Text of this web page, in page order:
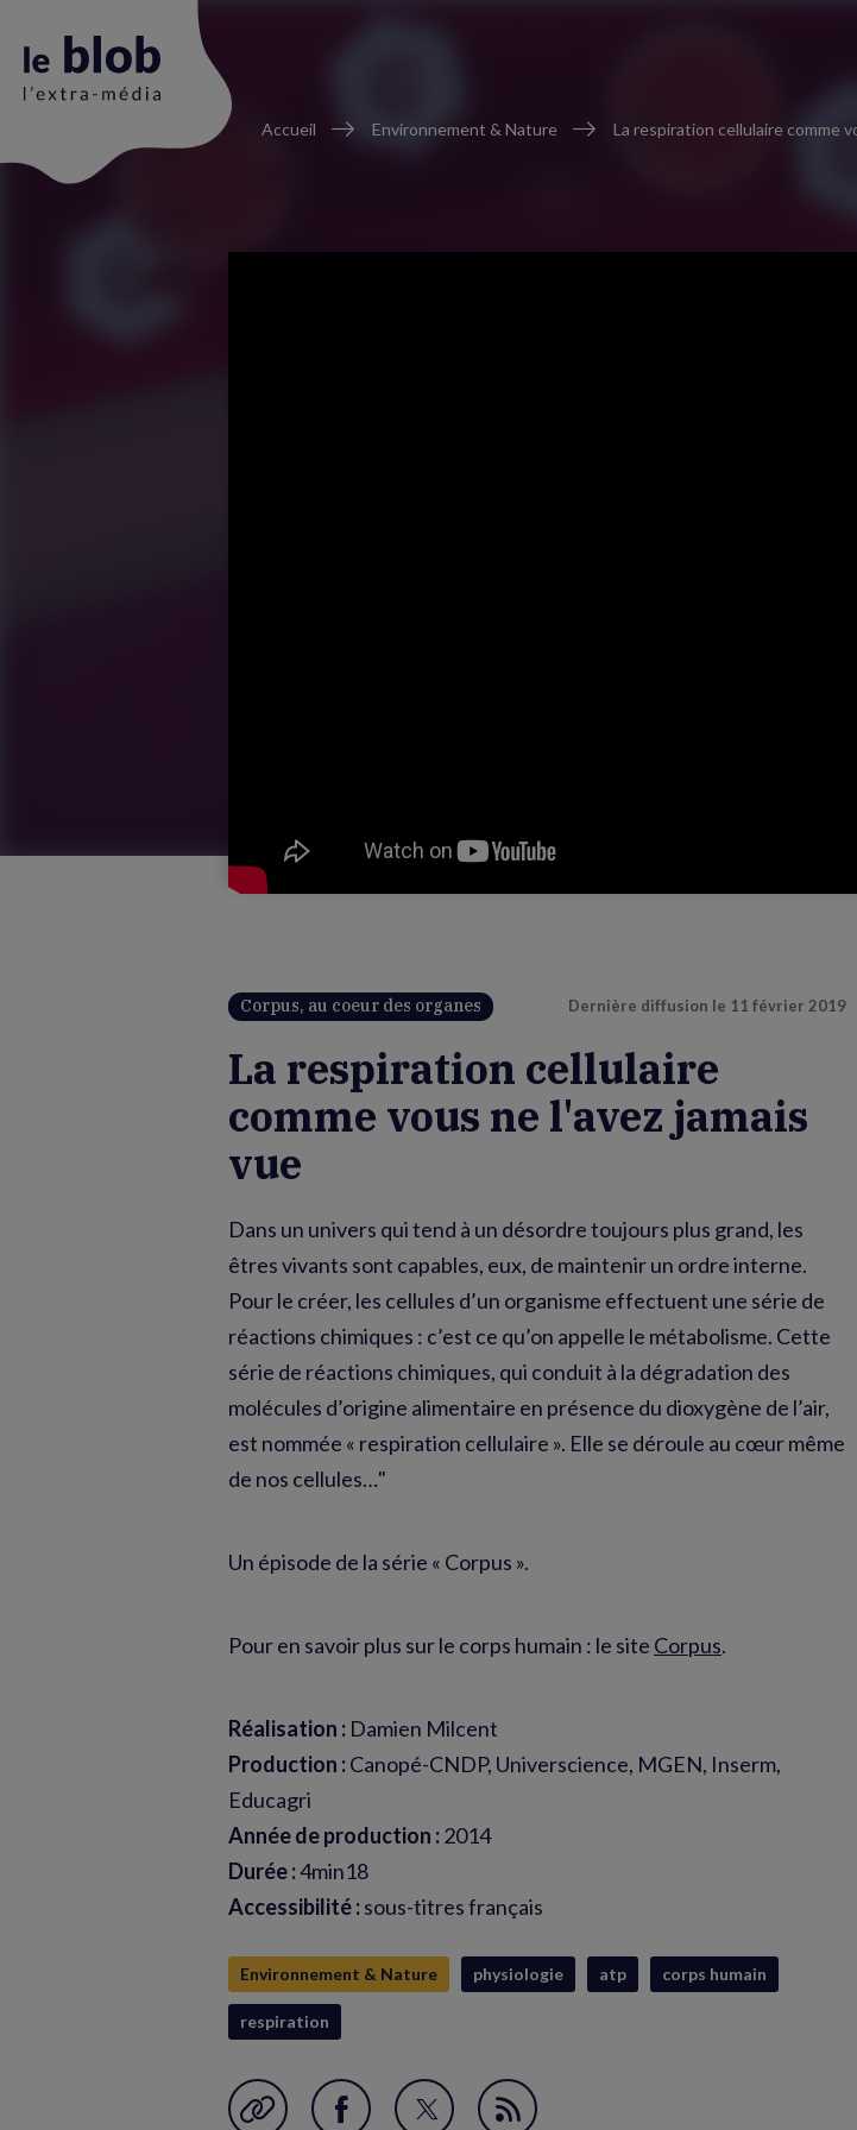
Fil
Accueil Environnement & Nature
Corpus, au coeur des organes Dernière diffusion le 11 février 2019
La respiration cellulaire
comme vous ne l'avez jamais
vue
Dans un univers qui tend à un désordre toujours plus grand, les
êtres vivants sont capables, eux, de maintenir un ordre interne.
Pour le créer, les cellules d’un organisme effectuent une série de
réactions chimiques : c’est ce qu’on appelle le métabolisme. Cette
série de réactions chimiques, qui conduit à la dégradation des
molécules d’origine alimentaire en présence du dioxygène de l’air,
est nommée « respiration cellulaire ». Elle se déroule au cœur même
de nos cellules…"
Un épisode de la série « Corpus ».
Pour en savoir plus sur le corps humain : le site Corpus.
Réalisation : Damien Milcent
Production :Canopé-CNDP, Universcience, MGEN, Inserm,
Educagri
Année de production :2014
Durée :4min18
Accessibilité :sous-titres français
Environnement & Nature physiologie atp corps humain
respiration
Garder en favori